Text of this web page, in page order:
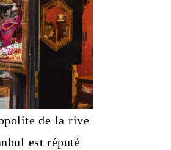
de la rive
est réputé